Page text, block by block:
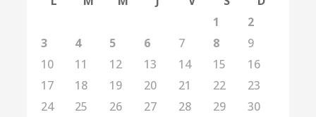
1
2
3
4 5 6 7 8
9
10
11 12 13 14 15
16
17
18 19 20 21 22
23
24
25 26 27 28 29
30